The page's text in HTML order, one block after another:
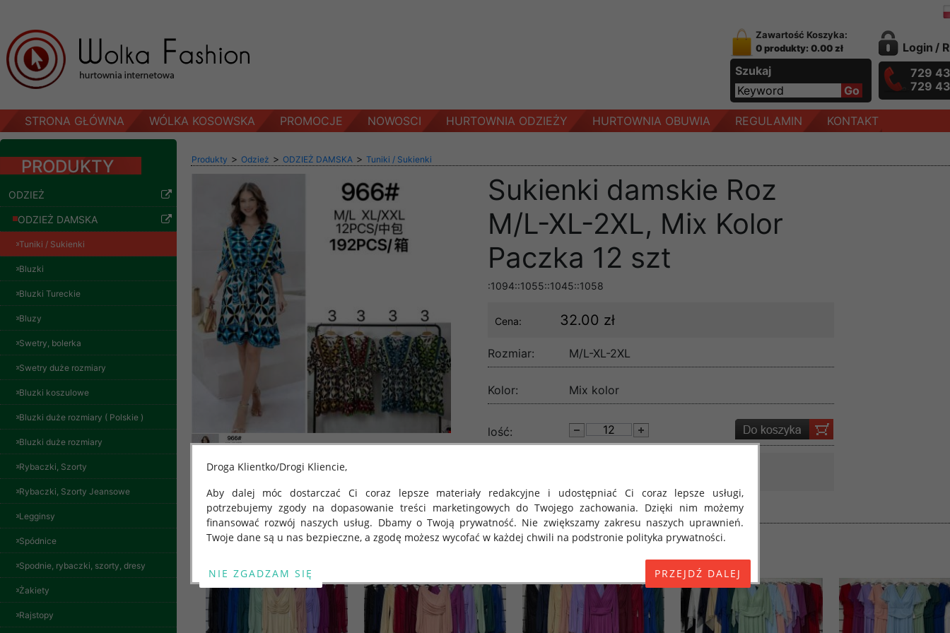
Zawartość Koszyka:
0 produkty: 0.00 zł
Szukaj
Login /
729
729
STRONA GŁÓWNA WÓLKA KOSOWSKA PROMOCJE NOWOSCI HURTOWNIA ODZIEŻY HURTOWNIA OBUWIA REGULAMIN KONTAKT
PRODUKTY
ODZIEŻ
ODZIEŻ DAMSKA
Tuniki / Sukienki
Bluzki
Bluzki Tureckie
Bluzy
Swetry, bolerka
Swetry duże rozmiary
Bluzki koszulowe
Bluzki duże rozmiary ( Polskie )
Bluzki duże rozmiary
Rybaczki, Szorty
Rybaczki, Szorty Jeansowe
Legginsy
Spódnice
Spodnie, rybaczki, szorty, dresy
Żakiety
Rajstopy
Produkty > Odzież > ODZIEŻ DAMSKA > Tuniki / Sukienki
Sukienki damskie Roz
M/L-XL-2XL, Mix Kolor
Paczka 12 szt
:1094::1055::1045::1058
Cena: 32.00 zł
Rozmiar: M/L-XL-2XL
Kolor: Mix kolor
lość:
Inne produkty
Droga Klientko/Drogi Kliencie,
Aby dalej móc dostarczać Ci coraz lepsze materiały redakcyjne i udostępniać Ci coraz lepsze usługi,
potrzebujemy zgody na dopasowanie treści marketingowych do Twojego zachowania. Dzięki nim możemy
finansować rozwój naszych usług. Dbamy o Twoją prywatność. Nie zwiększamy zakresu naszych uprawnień.
Twoje dane są u nas bezpieczne, a zgodę możesz wycofać w każdej chwili na podstronie polityka prywatności.
Od 25 maja 2018 roku obowiązuje Rozporządzenie Parlamentu Europejskiego i Rady (UE) 2016/679 z dnia 27
kwietnia 2016 r. w sprawie ochrony osób fizycznych w związku z przetwarzaniem danych osobowych i w sprawie
swobodnego przepływu takich danych oraz uchylenia dyrektywy 95/46/WE (określane jako "RODO", "ORODO",
"GDPR" lub "Ogólne Rozporządzenie o Ochronie Danych"). W związku z tym chcielibyśmy poinformować Cię o
przetwarzaniu Twoich danych oraz zasadach, na jakich odbywa się to po dniu 25 maja 2018 roku. Poniżej